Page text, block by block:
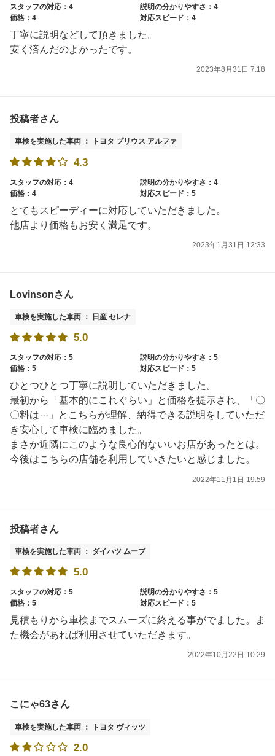
スタッフの対応：4
説明の分かりやすさ：4
価格：4
対応スピード：4
丁寧に説明などして頂きました。
安く済んだのよかったです。
2023年8月31日 7:18
投稿者さん
車検を実施した車両 ： トヨタ プリウス アルファ
4.3
スタッフの対応：4
説明の分かりやすさ：4
価格：4
対応スピード：5
とてもスピーディーに対応していただきました。
他店より価格もお安く満足です。
2023年1月31日 12:33
Lovinsonさん
車検を実施した車両 ： 日産 セレナ
5.0
スタッフの対応：5
説明の分かりやすさ：5
価格：5
対応スピード：5
ひとつひとつ丁寧に説明していただきました。
最初から「基本的にこれぐらい」と価格を提示され、「〇
〇料は···」とこちらが理解、納得できる説明をしていただ
き安心して車検に臨めました。
まさか近隣にこのような良心的ないいお店があったとは。
今後はこちらの店舗を利用していきたいと感じました。
2022年11月1日 19:59
投稿者さん
車検を実施した車両 ： ダイハツ ムーブ
5.0
スタッフの対応：5
説明の分かりやすさ：5
価格：5
対応スピード：5
見積もりから車検までスムーズに終える事がでました。ま
た機会があれば利用させていただきます。
2022年10月22日 10:29
こにゃ63さん
車検を実施した車両 ： トヨタ ヴィッツ
2.0